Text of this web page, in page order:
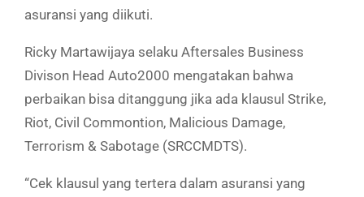
asuransi yang diikuti.
Ricky Martawijaya selaku Aftersales Business
Divison Head Auto2000 mengatakan bahwa
perbaikan bisa ditanggung jika ada klausul Strike,
Riot, Civil Commontion, Malicious Damage,
Terrorism & Sabotage (SRCCMDTS).
“Cek klausul yang tertera dalam asuransi yang